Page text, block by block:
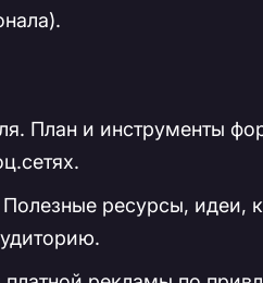
План и инструменты
ресурсы, идеи,